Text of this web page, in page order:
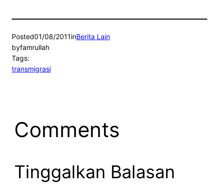
Posted01/08/2011inBerita Lain
byfamrullah
Tags:
transmigrasi
Comments
Tinggalkan Balasan